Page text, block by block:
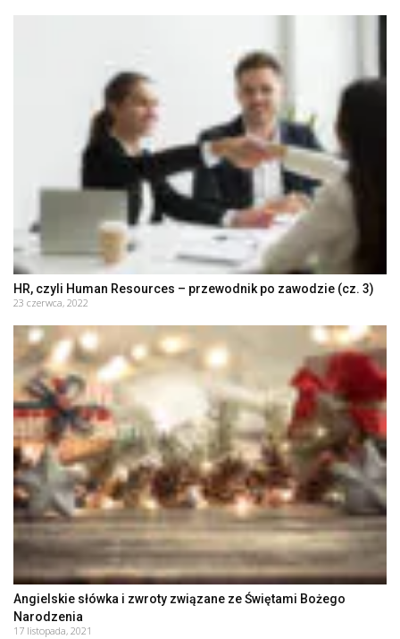
HR, czyli Human Resources – przewodnik po zawodzie (cz. 3)
23 czerwca, 2022
Angielskie słówka i zwroty związane ze Świętami Bożego
Narodzenia
17 listopada, 2021